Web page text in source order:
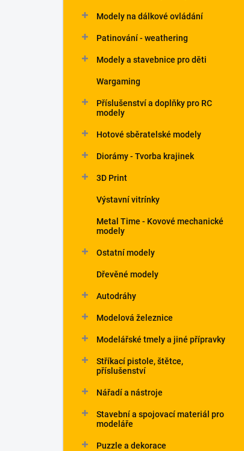
Modely na dálkové ovládání
Patinování - weathering
Modely a stavebnice pro děti
Wargaming
Příslušenství a doplňky pro RC
modely
Hotové sběratelské modely
Diorámy - Tvorba krajinek
3D Print
Výstavní vitrínky
Metal Time - Kovové mechanické
modely
Ostatní modely
Dřevěné modely
Autodráhy
Modelová železnice
Modelářské tmely a jiné přípravky
Stříkací pistole, štětce,
příslušenství
Nářadí a nástroje
Stavební a spojovací materiál pro
modeláře
Puzzle a dekorace